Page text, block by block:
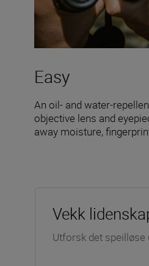
Easy
An oil- and water-
objective lens and
away moisture,
Vekk
Utforsk det speilløse